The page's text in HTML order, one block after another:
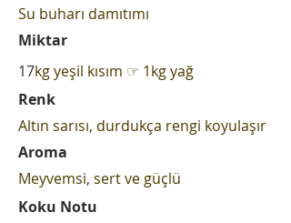
Su buharı damıtımı
Miktar
17kg yeşil kısım ☞ 1kg yağ
Renk
Altın sarısı, durdukça rengi koyulaşır
Aroma
Meyvemsi, sert ve güçlü
Koku Notu